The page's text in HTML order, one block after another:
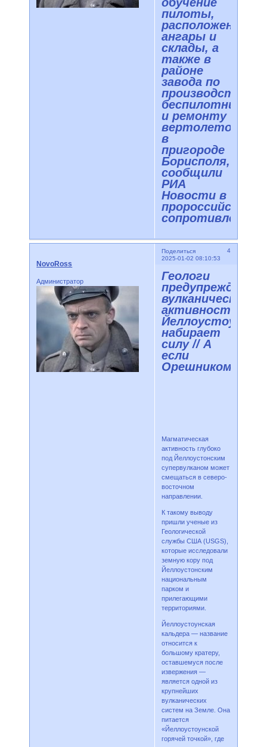
пилоты,
расположены
ангары и
склады, а
также в
районе
завода по
производству
беспилотников
и ремонту
вертолетов
в
пригороде
Борисполя,
сообщили
РИА
Новости в
пророссийском
сопротивлении
Поделиться
4
2025-01-02 08:10:53
NovoRoss
Администратор
Геологи
предупреждают:
вулканическая
активность
Йеллоустоуна
набирает
силу // А
если
Орешником?
Магматическая
активность глубоко
под Йеллоустонским
супервулканом может
смещаться в северо-
восточном
направлении.
К такому выводу
пришли ученые из
Геологической
службы США (USGS),
которые исследовали
земную кору под
Йеллоустонским
национальным
парком и
прилегающими
территориями.
Йеллоустоунская
кальдера — название
относится к
большому кратеру,
оставшемуся после
извержения —
является одной из
крупнейших
вулканических
систем на Земле. Она
питается
«Йеллоустоунской
горячей точкой», где